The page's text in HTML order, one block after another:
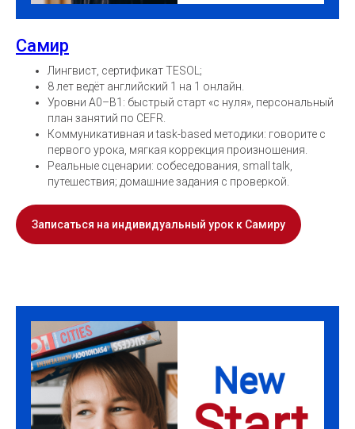
Самир
Лингвист, сертификат TESOL;
8 лет ведёт английский 1 на 1 онлайн.
Уровни A0–B1: быстрый старт «с нуля», персональный
план занятий по CEFR.
Коммуникативная и task-based методики: говорите с
первого урока, мягкая коррекция произношения.
Реальные сценарии: собеседования, small talk,
путешествия; домашние задания с проверкой.
Записаться на индивидуальный урок к Самиру